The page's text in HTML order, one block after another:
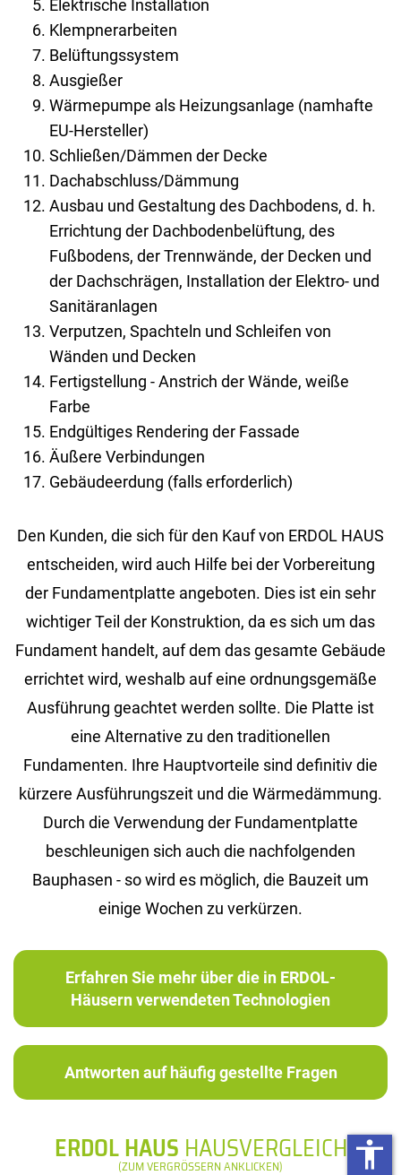
Elektrische Installation
Klempnerarbeiten
Belüftungssystem
Ausgießer
Wärmepumpe als Heizungsanlage (namhafte
EU-Hersteller)
Schließen/Dämmen der Decke
Dachabschluss/Dämmung
Ausbau und Gestaltung des Dachbodens, d. h.
Errichtung der Dachbodenbelüftung, des
Fußbodens, der Trennwände, der Decken und
der Dachschrägen, Installation der Elektro- und
Sanitäranlagen
Verputzen, Spachteln und Schleifen von
Wänden und Decken
Fertigstellung - Anstrich der Wände, weiße
Farbe
Endgültiges Rendering der Fassade
Äußere Verbindungen
Gebäudeerdung (falls erforderlich)
Den Kunden, die sich für den Kauf von ERDOL HAUS
entscheiden, wird auch Hilfe bei der Vorbereitung
der Fundamentplatte angeboten. Dies ist ein sehr
wichtiger Teil der Konstruktion, da es sich um das
Fundament handelt, auf dem das gesamte Gebäude
errichtet wird, weshalb auf eine ordnungsgemäße
Ausführung geachtet werden sollte. Die Platte ist
eine Alternative zu den traditionellen
Fundamenten. Ihre Hauptvorteile sind definitiv die
kürzere Ausführungszeit und die Wärmedämmung.
Durch die Verwendung der Fundamentplatte
beschleunigen sich auch die nachfolgenden
Bauphasen - so wird es möglich, die Bauzeit um
einige Wochen zu verkürzen.
Erfahren Sie mehr über die in ERDOL-
Häusern verwendeten Technologien
Antworten auf häufig gestellte Fragen
ERDOL HAUS HAUSVERGLEICH
(ZUM VERGRÖSSERN ANKLICKEN) accessibility